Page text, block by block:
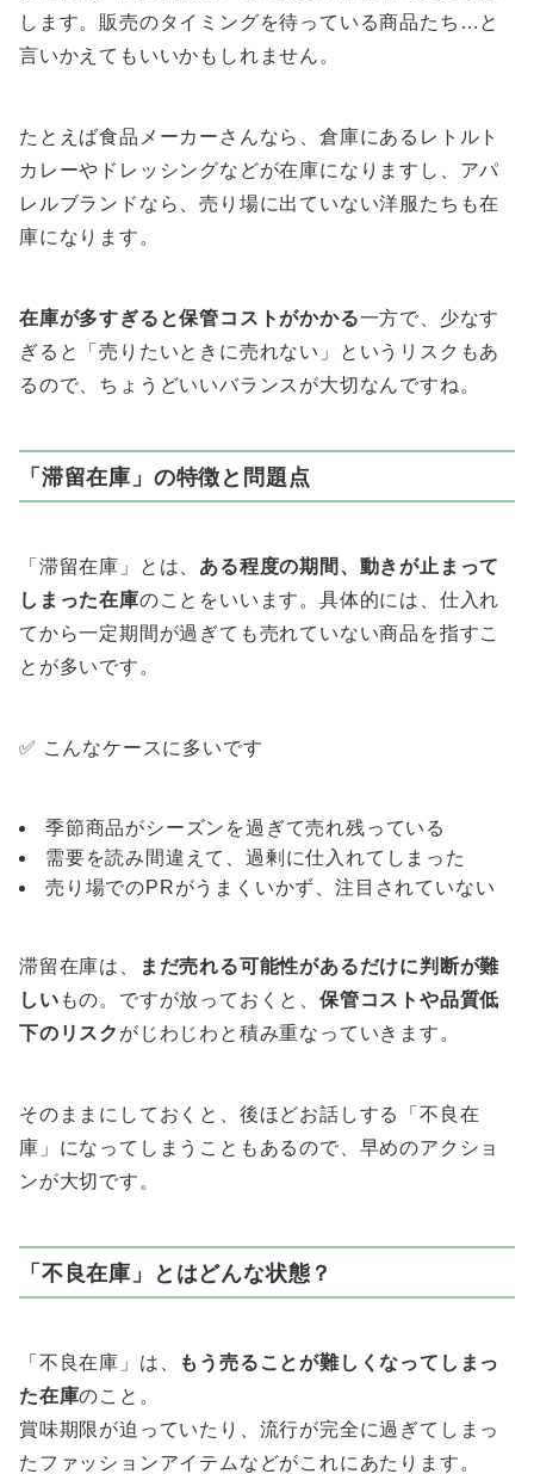
します。販売のタイミングを待っている商品たち…と
言いかえてもいいかもしれません。
たとえば食品メーカーさんなら、倉庫にあるレトルト
カレーやドレッシングなどが在庫になりますし、アパ
レルブランドなら、売り場に出ていない洋服たちも在
庫になります。
在庫が多すぎると保管コストがかかる一方で、少なす
ぎると「売りたいときに売れない」というリスクもあ
るので、ちょうどいいバランスが大切なんですね。
「滞留在庫」の特徴と問題点
「滞留在庫」とは、 ある程度の期間、動きが止まって
しまった在庫のことをいいます。具体的には、仕入れ
てから一定期間が過ぎても売れていない商品を指すこ
とが多いです。
✅ こんなケースに多いです
季節商品がシーズンを過ぎて売れ残っている
需要を読み間違えて、過剰に仕入れてしまった
売り場でのPRがうまくいかず、注目されていない
滞留在庫は、
まだ売れる可能性があるだけに判断が難
しい もの。ですが放っておくと、保管コストや品質低
下のリスク がじわじわと積み重なっていきます。
そのままにしておくと、後ほどお話しする「不良在
庫」になってしまうこともあるので、早めのアクショ
ンが大切です。
「不良在庫」とはどんな状態？
「不良在庫」は、
もう売ることが難しくなってしまっ
た在庫のこと。
賞味期限が迫っていたり、流行が完全に過ぎてしまっ
たファッションアイテムなどがこれにあたります。